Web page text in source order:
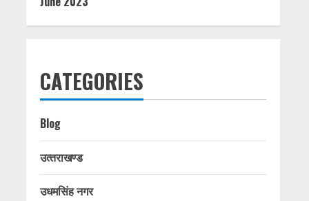
CATEGORIES
Blog
उत्‍तराखण्‍ड
उधमसिंह नगर